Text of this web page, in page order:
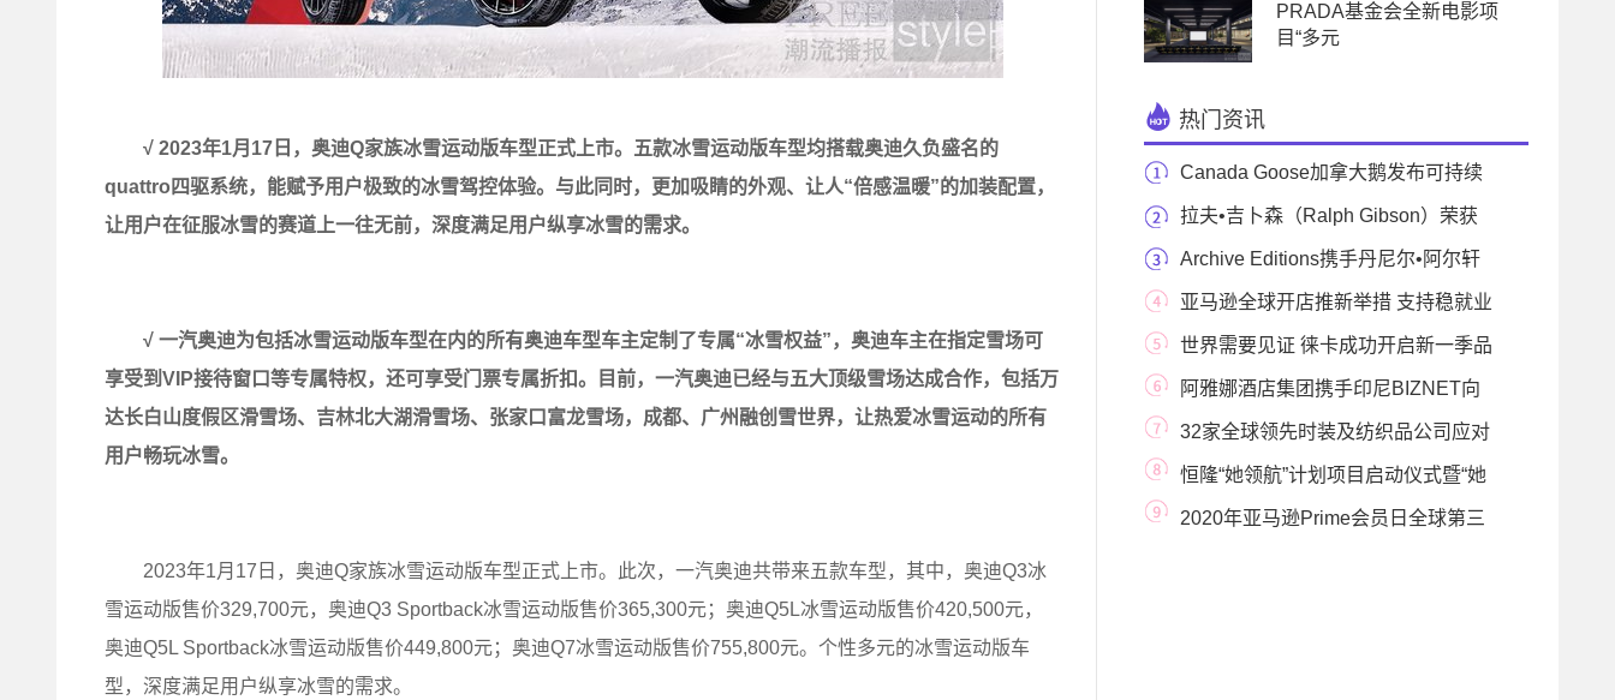
√ 2023年1月17日，奥迪Q家族冰雪运动版车型正式上市。五款冰雪运动版车型均搭载奥迪久负盛名的
quattro四驱系统，能赋予用户极致的冰雪驾控体验。与此同时，更加吸睛的外观、让人“倍感温暖”的加装配置，
让用户在征服冰雪的赛道上一往无前，深度满足用户纵享冰雪的需求。
√ 一汽奥迪为包括冰雪运动版车型在内的所有奥迪车型车主定制了专属“冰雪权益”，奥迪车主在指定雪场可
享受到 VIP接待窗口等专属特权，还可享受门票专属折扣。目前，一汽奥迪已经与五大顶级雪场达成合作，包括万
达长白山度假区滑雪场、吉林北大湖滑雪场、张家口富龙雪场，成都、广州融创雪世界，让热爱冰雪运动的所有
用户畅玩冰雪。
2023年1月17日，奥迪Q家族冰雪运动版车型正式上市。此次，一汽奥迪共带来五款车型，其中，奥迪Q3冰
雪运动版售价329,700元，奥迪Q3 Sportback冰雪运动版售价365,300元；奥迪Q5L冰雪运动版售价420,500元，
奥迪Q5L Sportback冰雪运动版售价449,800元；奥迪Q7冰雪运动版售价755,800元。个性多元的冰雪运动版车
型，深度满足用户纵享冰雪的需求。
PRADA基金会全新电影项
目“多元
热门资讯
Canada Goose加拿大鹅发布可持续
发展战略并承诺于
拉夫•吉卜森（Ralph Gibson）荣获
徕卡名人堂奖
Archive Editions携手丹尼尔•阿尔轩
发售《结晶的杰
亚马逊全球开店推新举措 支持稳就业
扩就业世界需要见证 徕卡成功开启新一季品
牌主题推广
阿雅娜酒店集团携手印尼BIZNET向
巴厘岛医疗机构
32家全球领先时装及纺织品公司应对
气候、生物多
恒隆“她领航”计划项目启动仪式暨“她
论坛”2020年亚马逊Prime会员日全球第三